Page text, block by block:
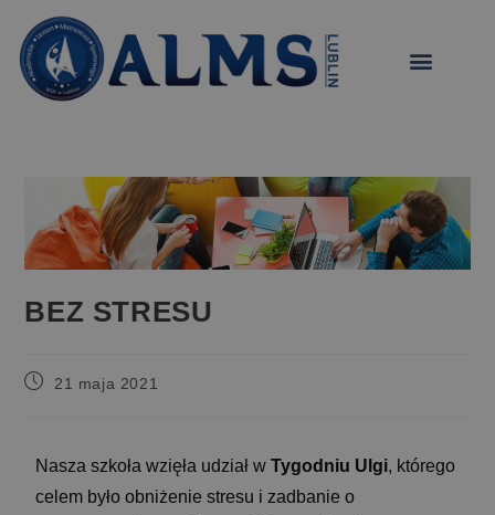
treści
BEZ STRESU
21 maja 2021
Nasza szkoła wzięła udział wTygodniu Ulgi, którego
celem było obniżenie stresu i zadbanie o